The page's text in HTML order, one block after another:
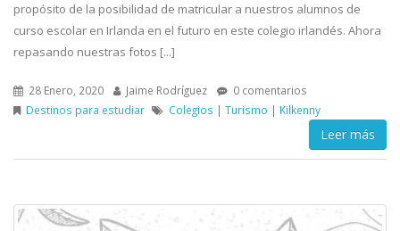
propósito de la posibilidad de matricular a nuestros alumnos de
curso escolar en Irlanda en el futuro en este colegio irlandés. Ahora
repasando nuestras fotos [...]
28 Enero, 2020 Jaime Rodríguez
0 comentarios
Destinos para estudiar
Colegios | Turismo | Kilkenny
Leer más